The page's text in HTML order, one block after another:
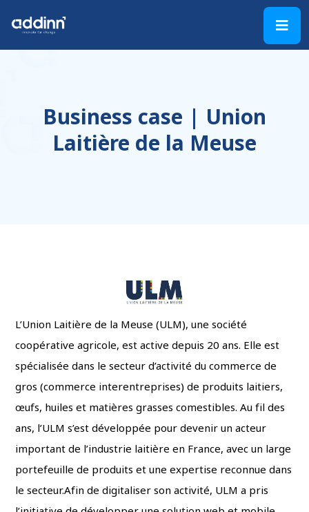
Business case | Union
Laitière de la Meuse
L’Union Laitière de la Meuse (ULM), une société
coopérative agricole, est active depuis 20 ans. Elle est
spécialisée dans le secteur d’activité du commerce de
gros (commerce interentreprises) de produits laitiers,
œufs, huiles et matières grasses comestibles. Au fil des
ans, l’ULM s’est développée pour devenir un acteur
important de l’industrie laitière en France, avec un large
portefeuille de produits et une expertise reconnue dans
le secteur.Afin de digitaliser son activité, ULM a pris